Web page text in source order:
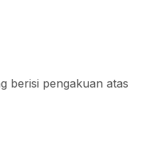
berisi pengakuan atas